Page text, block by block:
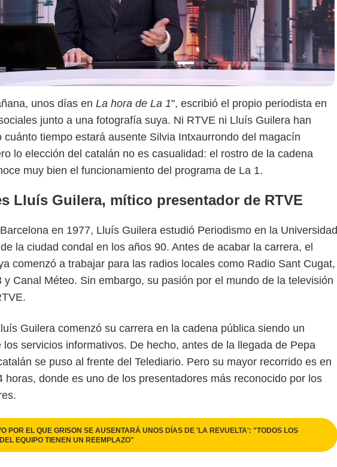
unos días en La hora de La 1", escribió el propio periodista en
junto a una fotografía suya. Ni RTVE ni Lluís Guilera han
cuánto tiempo estará ausente Silvia Intxaurrondo del magacín
lo elección del catalán no es casualidad: el rostro de la cadena
muy bien el funcionamiento del programa de La 1.
Lluís Guilera, mítico presentador de RTVE
en 1977, Lluís Guilera estudió Periodismo en la Universidad
la ciudad condal en los años 90. Antes de acabar la carrera, el
comenzó a trabajar para las radios locales como Radio Sant Cugat,
y Canal Méteo. Sin embargo, su pasión por el mundo de la televisión
Guilera comenzó su carrera en la cadena pública siendo un
los servicios informativos. De hecho, antes de la llegada de Pepa
se puso al frente del Telediario. Pero su mayor recorrido es en
horas, donde es uno de los presentadores más reconocido por los
POR EL QUE GRISON SE AUSENTARÁ UNOS DÍAS DE 'LA REVUELTA': "TODOS LOS
EQUIPO TIENEN UN REEMPLAZO"